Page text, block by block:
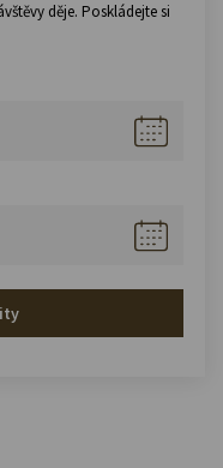
děje. Poskládejte si